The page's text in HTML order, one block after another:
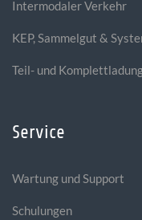
Intermodaler Verkehr
KEP, Sammelgut &
Teil- und
Service
Wartung und Support
Schulungen